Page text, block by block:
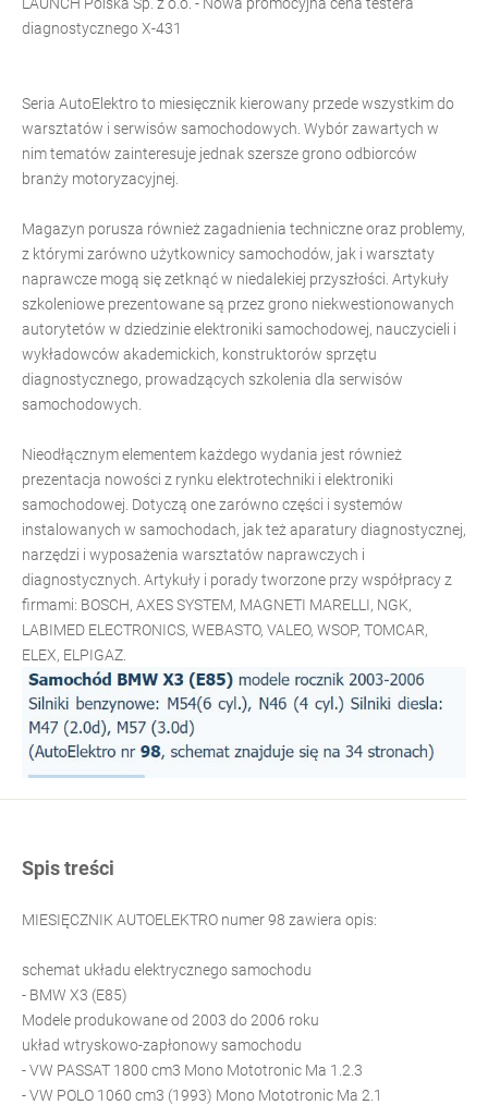
diagnostycznego X-431
Seria AutoElektro to miesięcznik kierowany przede wszystkim do
warsztatów i serwisów samochodowych. Wybór zawartych w
nim tematów zainteresuje jednak szersze grono odbiorców
branży motoryzacyjnej.
Magazyn porusza również zagadnienia techniczne oraz problemy,
z którymi zarówno użytkownicy samochodów, jak i warsztaty
naprawcze mogą się zetknąć w niedalekiej przyszłości. Artykuły
szkoleniowe prezentowane są przez grono niekwestionowanych
autorytetów w dziedzinie elektroniki samochodowej, nauczycieli i
wykładowców akademickich, konstruktorów sprzętu
diagnostycznego, prowadzących szkolenia dla serwisów
samochodowych.
Nieodłącznym elementem każdego wydania jest również
prezentacja nowości z rynku elektrotechniki i elektroniki
samochodowej. Dotyczą one zarówno części i systemów
instalowanych w samochodach, jak też aparatury diagnostycznej,
narzędzi i wyposażenia warsztatów naprawczych i
diagnostycznych. Artykuły i porady tworzone przy współpracy z
firmami: BOSCH, AXES SYSTEM, MAGNETI MARELLI, NGK,
LABIMED ELECTRONICS, WEBASTO, VALEO, WSOP, TOMCAR,
ELEX, ELPIGAZ.
Spis treści
MIESIĘCZNIK AUTOELEKTRO numer 98 zawiera opis:
schemat układu elektrycznego samochodu
- BMW X3 (E85)
Modele produkowane od 2003 do 2006 roku
układ wtryskowo-zapłonowy samochodu
- VW PASSAT 1800 cm3 Mono Mototronic Ma 1.2.3
- VW POLO 1060 cm3 (1993) Mono Mototronic Ma 2.1